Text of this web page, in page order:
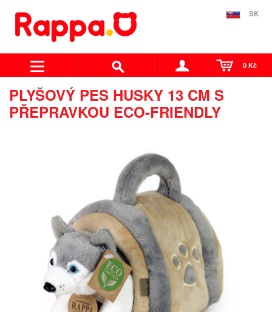
SK
0 Kč
PLYŠOVÝ PES HUSKY 13 CM S
PŘEPRAVKOU ECO-FRIENDLY